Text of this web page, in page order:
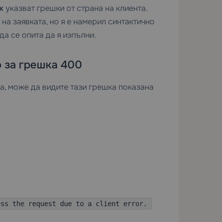
указват грешки от страна на клиента.
заявката, но я е намерил синтактично
се опита да я изпълни.
за грешка 400
може да видите тази грешка показана
the request due to a client error.